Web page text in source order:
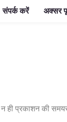
संपर्क करें अक्सर
प्रकाशन की